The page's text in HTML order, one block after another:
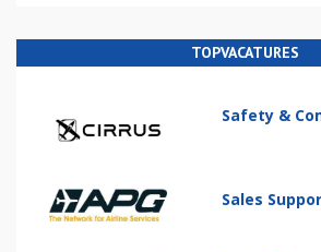
TOPVACATURES
Safety &
Sales